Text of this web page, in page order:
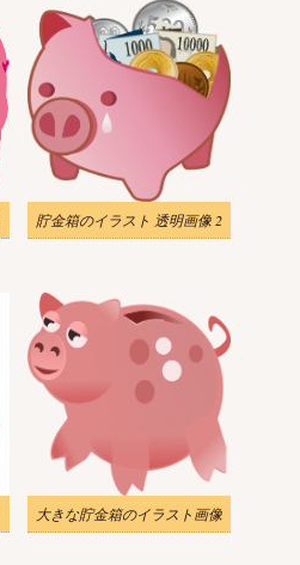
貯金箱のイラスト 透明画像 2
大きな貯金箱のイラスト画像